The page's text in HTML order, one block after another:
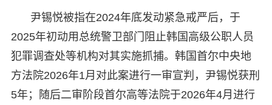
尹锡悦被指在2024年底发动紧急戒严后，于
2025年初动用总统警卫部门阻止韩国高级公职人员
犯罪调查处等机构对其实施抓捕。韩国首尔中央地
方法院2026年1月对此案进行一审宣判，尹锡悦获刑
5年；随后二审阶段首尔高等法院于2026年4月进行